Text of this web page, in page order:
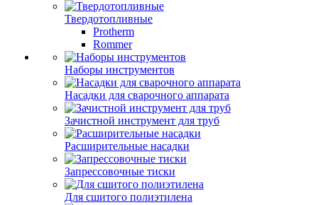
Твердотопливные
Protherm
Rommer
Наборы инструментов
Насадки для сварочного аппарата
Зачистной инструмент для труб
Расширительные насадки
Запрессовочные тиски
Для сшитого полиэтилена